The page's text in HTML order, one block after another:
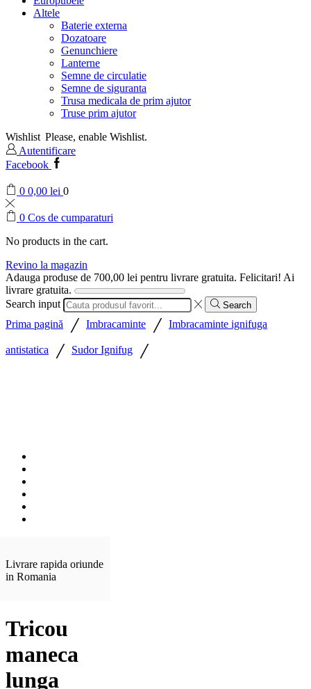
Altele
Baterie externa
Dozatoare
Genunchiere
Lanterne
Semne de circulatie
Semne de siguranta
Trusa medicala de prim ajutor
Truse prim ajutor
Wishlist Please, enable Wishlist.
Autentificare
Facebook
0 0,00 lei 0
0 Cos de cumparaturi
No products in the cart.
Revino la magazin
Adauga produse de 700,00 lei pentru livrare gratuita. Felicitari! Ai
livrare gratuita.
Search input
Search
Prima pagină / Imbracaminte / Imbracaminte ignifuga
antistatica / Sudor Ignifug /
Livrare rapida oriunde
in Romania
Tricou
maneca
lunga